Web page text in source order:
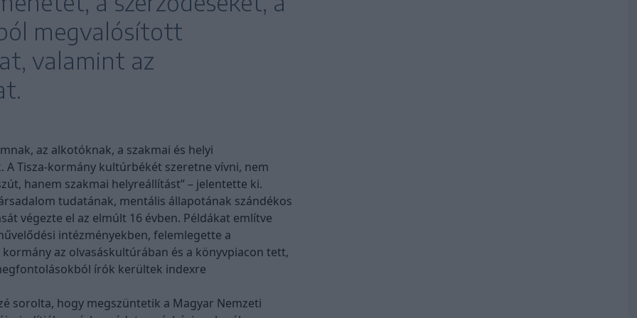
megvalósított
valamint az
az alkotóknak, a szakmai és helyi
A Tisza-kormány kultúrbékét szeretne vívni, nem
hanem szakmai helyreállítást” – jelentette ki.
tudatának, mentális állapotának szándékos
végezte el az elmúlt 16 évben. Példákat említve
intézményekben, felemlegette a
az olvasáskultúrában és a könyvpiacon tett,
írók kerültek indexre
sorolta, hogy megszüntetik a Magyar Nemzeti